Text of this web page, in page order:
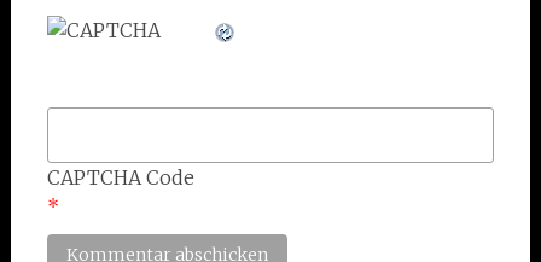
CAPTCHA Code
*